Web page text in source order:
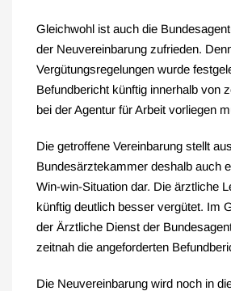
Gleichwohl ist auch die
der Neuvereinbarung zufrieden.
Vergütungsregelungen wurde
Befundbericht künftig innerhalb von
bei der Agentur für Arbeit vorliegen
Die getroffene Vereinbarung stellt
Bundesärztekammer deshalb auch
Win-win-Situation dar. Die ärztliche
künftig deutlich besser vergütet. Im
der Ärztliche Dienst der
zeitnah die angeforderten
Die Neuvereinbarung wird noch in